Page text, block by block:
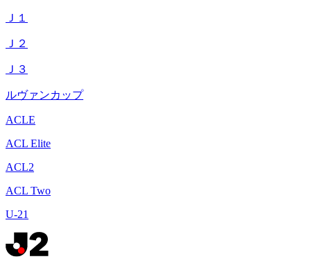
Ｊ１
Ｊ２
Ｊ３
ルヴァンカップ
ACLE
ACL Elite
ACL2
ACL Two
U-21